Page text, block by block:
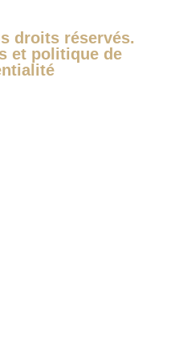
droits réservés.
et politique de